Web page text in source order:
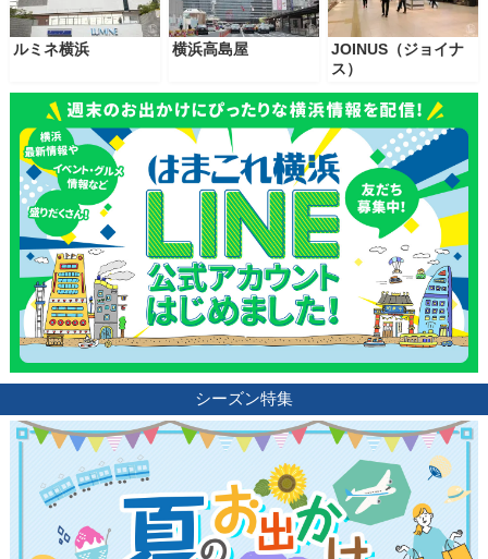
ルミネ横浜 横浜高島屋
JOINUS（ジョイナ
ス）
シーズン特集